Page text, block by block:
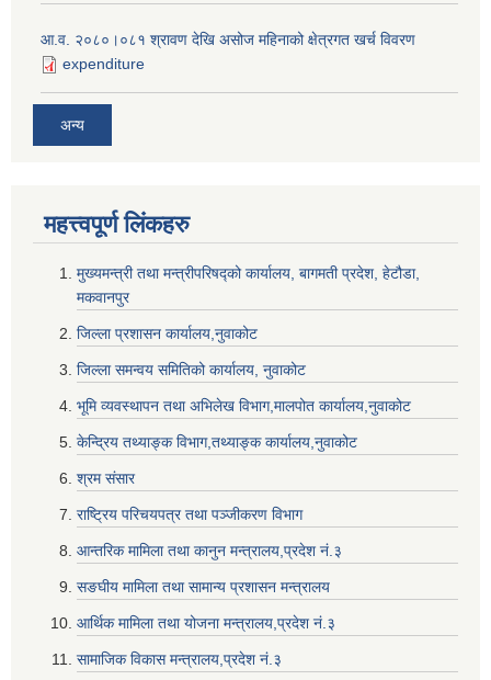
आ.व. २०८०।०८१ श्रावण देखि असोज महिनाको क्षेत्रगत खर्च विवरण
expenditure
अन्य
महत्त्वपूर्ण लि‌ंकहरु
मुख्यमन्त्री तथा मन्त्रीपरिषद्को कार्यालय, बागमती प्रदेश, हेटौडा,
मकवानपुर
जिल्ला प्रशासन कार्यालय,नुवाकोट
जिल्ला समन्वय समितिको कार्यालय, नुवाकोट
भूमि व्यवस्थापन तथा अभिलेख विभाग,मालपोत कार्यालय,नुवाकोट
केन्द्रिय तथ्याङ्क विभाग,तथ्याङ्क कार्यालय,नुवाकोट
श्रम संसार
राष्ट्रिय परिचयपत्र तथा पञ्जीकरण विभाग
आन्तरिक मामिला तथा कानुन मन्त्रालय,प्रदेश नं‌‍‌‍.३
सङघीय मामिला तथा सामान्य प्रशासन मन्त्रालय
आर्थिक मामिला तथा योजना मन्त्रालय,प्रदेश नं‌‍‌‍.३
सामाजिक विकास मन्त्रालय,प्रदेश नं‌‍‌‍.३